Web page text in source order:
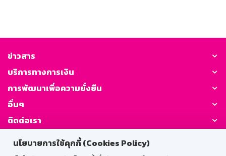
นโยบายการใช้คุกกี้ (Cookies Policy)
ข่าวสาร
บริการทางการเงิน
การพัฒนาเพื่อความยั่งยืน
อื่นๆ
ติดต่อเรา
GSB Society: